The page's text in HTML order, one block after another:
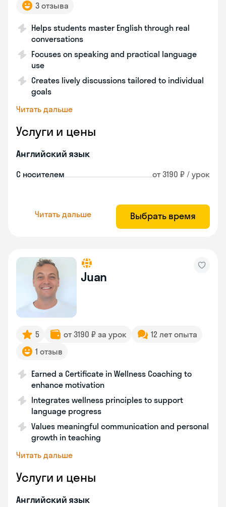
3 отзыва
Helps students master English through real
conversations
Focuses on speaking and practical language
use
Creates lively discussions tailored to individual
goals
Читать дальше
Услуги и цены
Английский язык
С носителем от 3190 ₽ / урок
Читать дальше Выбрать время
Juan
5 от 3190 ₽ за урок
12 лет опыта
1 отзыв
Earned a Certificate in Wellness Coaching to
enhance motivation
Integrates wellness principles to support
language progress
Values meaningful communication and personal
growth in teaching
Читать дальше
Услуги и цены
Английский язык